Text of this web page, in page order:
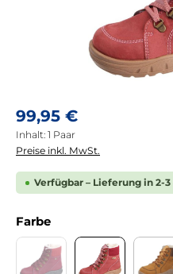
Regulärer Preis:
99,95 €
Inhalt: 1 Paar
Preise inkl. MwSt.
Verfügbar – Lieferung in 2-
Farbeauswählen